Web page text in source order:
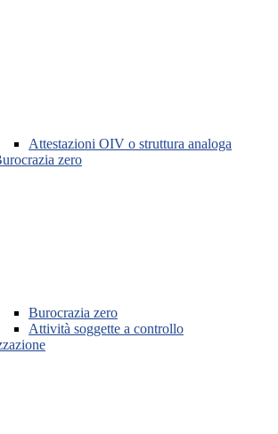
Attestazioni OIV o struttura analoga
zero
Burocrazia zero
Attività soggette a controllo